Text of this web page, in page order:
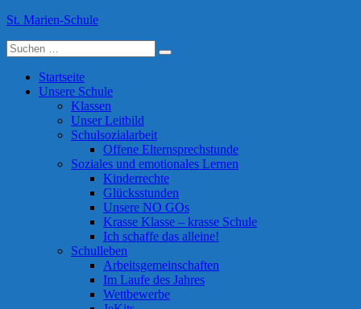
Skip
content
St. Marien-Schule
Katholische Grundschule in Moers
Suche
nach:
Startseite
Unsere Schule
Klassen
Unser Leitbild
Schulsozialarbeit
Offene Elternsprechstunde
Soziales und emotionales Lernen
Kinderrechte
Glücksstunden
Unsere NO GOs
Krasse Klasse – krasse Schule
Ich schaffe das alleine!
Schulleben
Arbeitsgemeinschaften
Im Laufe des Jahres
Wettbewerbe